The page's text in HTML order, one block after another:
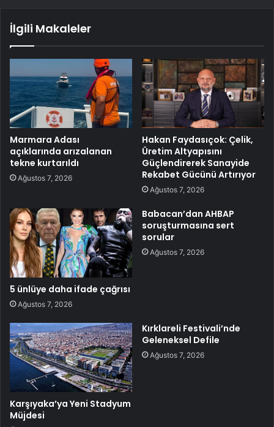
İlgili Makaleler
Marmara Adası
açıklarında arızalanan
tekne kurtarıldı
Ağustos 7, 2026
Hakan Faydasıçok: Çelik,
Üretim Altyapısını
Güçlendirerek Sanayide
Rekabet Gücünü Artırıyor
Ağustos 7, 2026
5 ünlüye daha ifade çağrısı
Ağustos 7, 2026
Babacan’dan AHBAP
soruşturmasına sert
sorular
Ağustos 7, 2026
Karşıyaka’ya Yeni Stadyum
Müjdesi
Kırklareli Festivali’nde
Geleneksel Defile
Ağustos 7, 2026